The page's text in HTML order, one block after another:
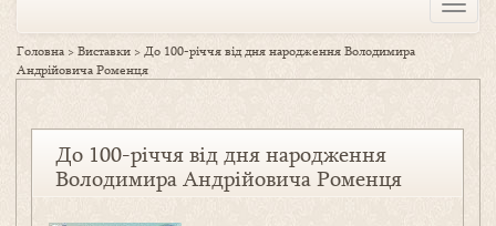
Toggle
Головна >Виставки >До 100-річчя від дня народження Володимира
Андрійовича Роменця
До 100-річчя від дня народження
Володимира Андрійовича Роменця